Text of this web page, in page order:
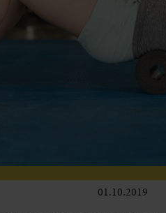
01.10.2019